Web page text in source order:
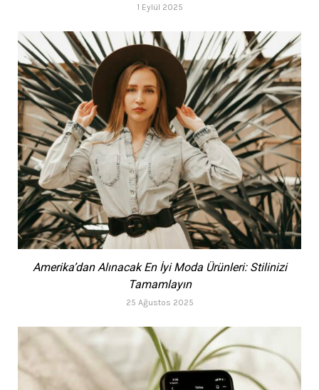
1 Eylül 2025
Amerika’dan Alınacak En İyi Moda Ürünleri: Stilinizi
Tamamlayın
25 Ağustos 2025